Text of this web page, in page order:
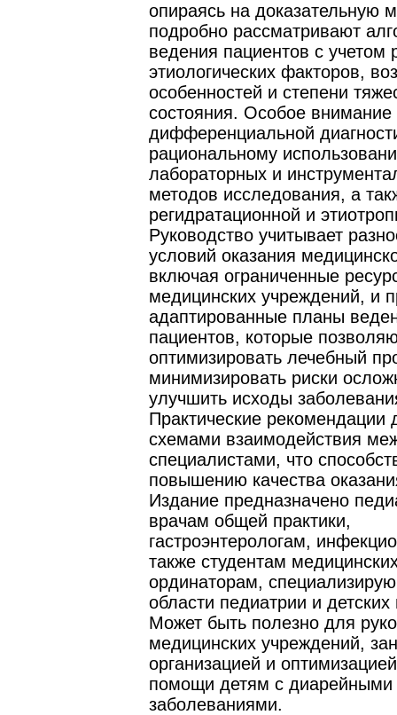
опираясь на доказательную
подробно рассматривают
ведения пациентов с учетом
этиологических факторов,
особенностей и степени
состояния. Особое внимание
дифференциальной
рациональному
лабораторных и
методов исследования, а
регидратационной и
Руководство учитывает
условий оказания
включая ограниченные
медицинских учреждений, и
адаптированные планы
пациентов, которые
оптимизировать лечебный
минимизировать риски
улучшить исходы
Практические рекомендации
схемами взаимодействия
специалистами, что
повышению качества
Издание предназначено
врачам общей практики,
гастроэнтерологам,
также студентам
ординаторам,
области педиатрии и
Может быть полезно для
медицинских учреждений,
организацией и
помощи детям с диарейными
заболеваниями.